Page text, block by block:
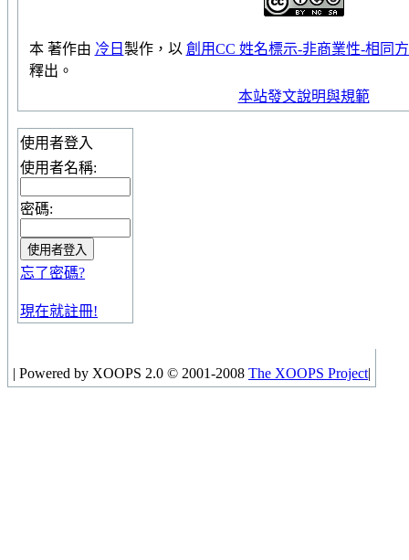
本 著作由 冷日 製作，以 創用CC 姓名標示-非商業性-相同
釋出。
本站發文說明與規範
使用者登入
使用者名稱:
密碼:
忘了密碼?
現在就註冊!
| Powered by XOOPS 2.0 © 2001-2008 The XOOPS Project|